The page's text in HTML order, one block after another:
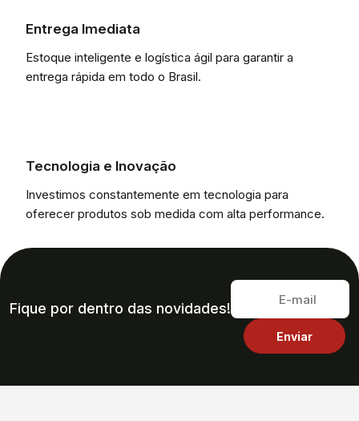
Entrega Imediata
Estoque inteligente e logística ágil para garantir a
entrega rápida em todo o Brasil.
Tecnologia e Inovação
Investimos constantemente em tecnologia para
oferecer produtos sob medida com alta performance.
Fique por dentro das novidades!